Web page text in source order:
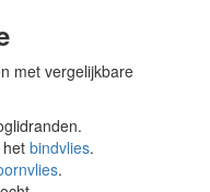
met vergelijkbare
bindvlies.
.